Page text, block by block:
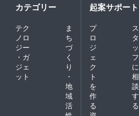
カテゴリー
テク
ノロ
ジー
・ガ
ジェ
ット
ま
ち
づ
く
り
・
地
域
活
起案サポート
プ
ロ
ジ
ェ
ク
ト
を
作
る
ス
タ
ッ
フ
に
相
談
す
る